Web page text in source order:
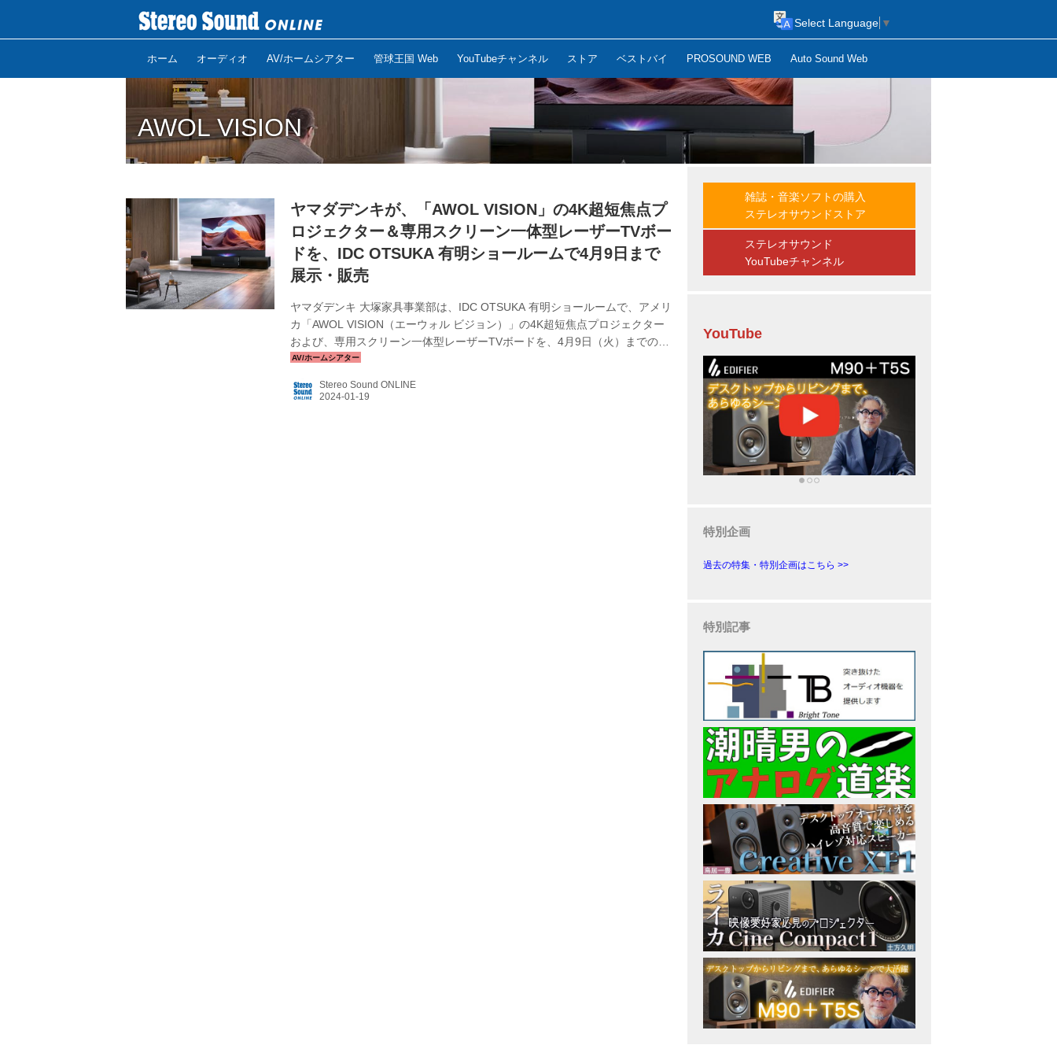
ホーム オーディオ AV/ホームシアター 管球王国 Web YouTubeチャンネル ストア ベストバイ PROSOUND WEB Auto Sound Web
Select Language ▼
AWOL VISION
ヤマダデンキが、「AWOL VISION」の4K超短焦点プ
ロジェクター＆専用スクリーン一体型レーザーTVボー
ドを、IDC OTSUKA 有明ショールームで4月9日まで
展示・販売
ヤマダデンキ 大塚家具事業部は、IDC OTSUKA 有明ショールームで、アメリ
カ「AWOL VISION（エーウォル ビジョン）」の4K超短焦点プロジェクター
および、専用スクリーン一体型レーザーTVボードを、4月9日（火）までの期
間限定で展示・販売を行う。 AWOL VISIONは、フロリダ州マイアミに拠点を
ーを中心に展開している、ホームエンターテインメントブランド。 有明ショ
Stereo Sound ONLINE
雑誌・音楽ソフトの購入
ステレオサウンドストア
ステレオサウンド
YouTubeチャンネル
YouTube
特別企画
過去の特集・特別企画はこちら >>
特別記事